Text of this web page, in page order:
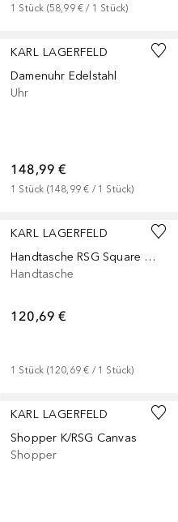
1 Stück (58,99 € / 1 Stück)
KARL LAGERFELD
Damenuhr Edelstahl
Uhr
148,99 €
1 Stück (148,99 € / 1 Stück)
KARL LAGERFELD
Handtasche RSG Square MD Tote
Handtasche
120,69 €
1 Stück (120,69 € / 1 Stück)
KARL LAGERFELD
Shopper K/RSG Canvas
Shopper